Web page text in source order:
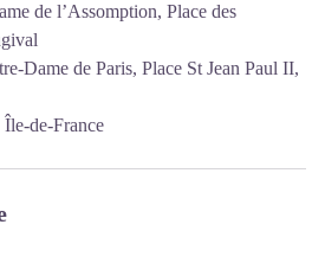
de l’Assomption, Place des
Dame de Paris, Place St Jean Paul II,
Île-de-France